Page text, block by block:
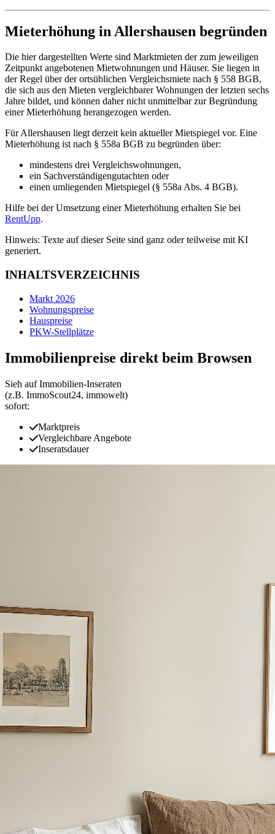
Mieterhöhung in Allershausen begründen
Die hier dargestellten Werte sind Marktmieten der zum jeweiligen
Zeitpunkt angebotenen Mietwohnungen und Häuser. Sie liegen in
der Regel über der ortsüblichen Vergleichsmiete nach § 558 BGB,
die sich aus den Mieten vergleichbarer Wohnungen der letzten sechs
Jahre bildet, und können daher nicht unmittelbar zur Begründung
einer Mieterhöhung herangezogen werden.
Für Allershausen liegt derzeit kein aktueller Mietspiegel vor. Eine
Mieterhöhung ist nach § 558a BGB zu begründen über:
mindestens drei Vergleichswohnungen,
ein Sachverständigengutachten oder
einen umliegenden Mietspiegel (§ 558a Abs. 4 BGB).
Hilfe bei der Umsetzung einer Mieterhöhung erhalten Sie bei
RentUpp.
Hinweis: Texte auf dieser Seite sind ganz oder teilweise mit KI
generiert.
INHALTSVERZEICHNIS
Markt 2026
Wohnungspreise
Hauspreise
PKW-Stellplätze
Immobilienpreise direkt beim Browsen
Sieh auf Immobilien‑Inseraten
(z.B. ImmoScout24, immowelt)
sofort:
Marktpreis
Vergleichbare Angebote
Inseratsdauer